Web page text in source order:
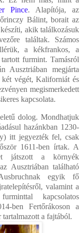
Pince. Alapítója, az
Bálint, borait az
akik találkozásuk
találtak. Számos
a kékfrankos, a
furmint. Tamásról
Ausztriában megjárta
két végét, Kaliforniát és
megismerkedett
kapcsolata.
dolog. Mondhatjuk
hazánkban 1230-
itt jegyezték fel, csak
1611-ben írtak. A
játszott a környék
Ausztriában található
egyik fő
valamint a
kapcsolatos
ben Fertőrákoson a
a fajtából.